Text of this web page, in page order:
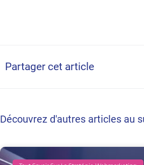
Partager cet article
Découvrez d'autres articles au